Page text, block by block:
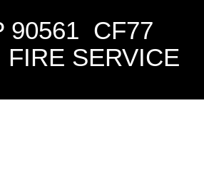
90561 CF77
FIRE SERVICE